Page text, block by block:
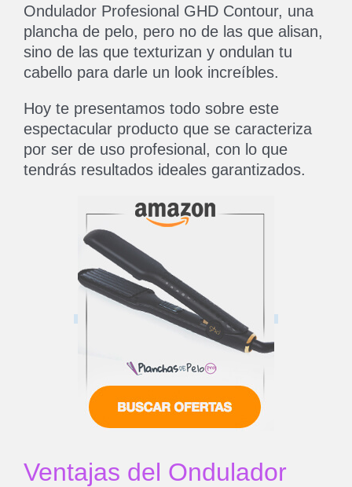
Ondulador Profesional GHD Contour, una
plancha de pelo, pero no de las que alisan,
sino de las que texturizan y ondulan tu
cabello para darle un look increíbles.
Hoy te presentamos todo sobre este
espectacular producto que se caracteriza
por ser de uso profesional, con lo que
tendrás resultados ideales garantizados.
Ventajas del Ondulador